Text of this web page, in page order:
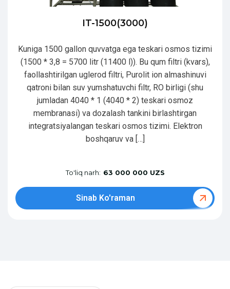
IT-1500(3000)
Kuniga 1500 gallon quvvatga ega teskari osmos tizimi
(1500 * 3,8 = 5700 litr (11400 l)). Bu qum filtri (kvars),
faollashtirilgan uglerod filtri, Purolit ion almashinuvi
qatroni bilan suv yumshatuvchi filtr, RO birligi (shu
jumladan 4040 * 1 (4040 * 2) teskari osmoz
membranasi) va dozalash tankini birlashtirgan
integratsiyalangan teskari osmos tizimi. Elektron
boshqaruv va […]
To'liq narh: 63 000 000 UZS
Sinab Ko'raman